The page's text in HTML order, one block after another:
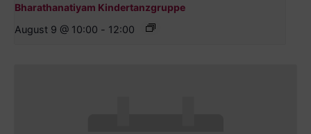
Bharathanatiyam Kindertanzgruppe
August 9 @ 10:00 - 12:00